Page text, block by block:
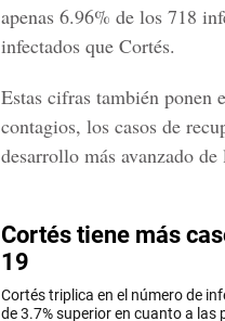
apenas 6.96% de los 718
infectados que Cortés.
Estas cifras también ponen
contagios, los casos de
desarrollo más avanzado de